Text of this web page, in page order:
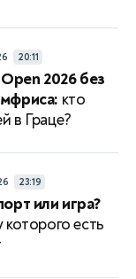
20:11
2026 без
кто
в Граце?
23:19
или игра?
есть